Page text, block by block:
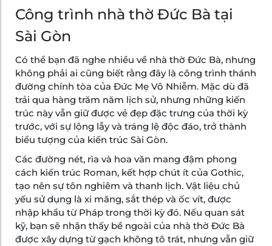
Công trình nhà thờ Đức Bà tại
Sài Gòn
Có thể bạn đã nghe nhiều về nhà thờ Đức Bà, nhưng
không phải ai cũng biết rằng đây là công trình thánh
đường chính tòa của Đức Mẹ Vô Nhiễm. Mặc dù đã
trải qua hàng trăm năm lịch sử, nhưng những kiến
trúc này vẫn giữ được vẻ đẹp đặc trưng của thời kỳ
trước, với sự lộng lẫy và tráng lệ độc đáo, trở thành
biểu tượng của kiến trúc Sài Gòn.
Các đường nét, rìa và hoa văn mang đậm phong
cách kiến trúc Roman, kết hợp chút ít của Gothic,
tạo nên sự tôn nghiêm và thanh lịch. Vật liệu chủ
yếu sử dụng là xi măng, sắt thép và ốc vít, được
nhập khẩu từ Pháp trong thời kỳ đó. Nếu quan sát
kỹ, bạn sẽ nhận thấy bề ngoài của nhà thờ Đức Bà
được xây dựng từ gạch không tô trát, nhưng vẫn giữ